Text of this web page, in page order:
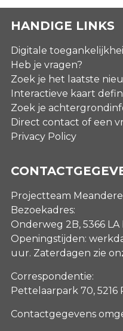
HANDIGE LINKS
Digitale
Heb je vragen?
Zoek je het laatste
Interactieve kaart
Zoek je
Direct contact of een
Privacy Policy
Projectteam
Bezoekadres:
Onderweg 2B, 5366 LA
Openingstijden:
uur. Zaterdagen zie
Correspondentie:
Pettelaarpark 70, 5216
Contactgegevens